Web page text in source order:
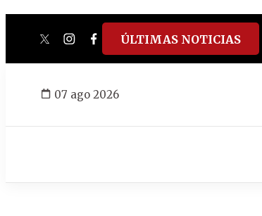
twitterinstagram
facebook
tiktokyoutube
spotify
ÚLTIMAS NOTICIAS
07 ago 2026